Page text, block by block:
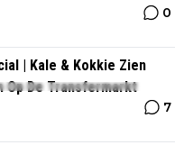
0
| Kale & Kokkie Zien
De Transfermarkt
7